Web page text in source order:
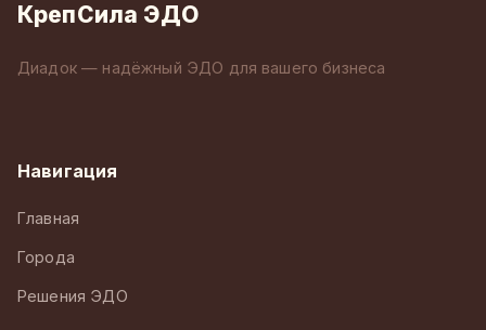
КрепСила ЭДО
Диадок — надёжный ЭДО для вашего бизнеса
Навигация
Главная
Города
Решения ЭДО